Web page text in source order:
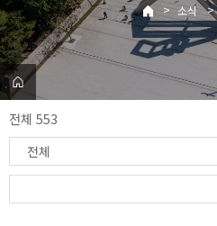
> 소식 >
전체 553